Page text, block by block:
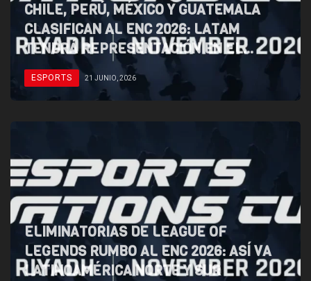
ESPORTS 21 JUNIO, 2026
CHILE, PERÚ, MÉXICO Y GUATEMALA
CLASIFICAN AL ENC 2026: LATAM
TENDRÁ REPRESENTACIÓN EN EL
MUNDIAL DE NACIONES DE LEAGUE OF
LEGENDS
ELIMINATORIAS DE LEAGUE OF
LEGENDS RUMBO AL ENC 2026: ASÍ VA
LATINOAMÉRICA NORTE Y SUR